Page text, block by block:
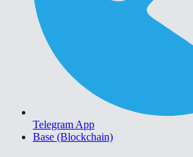
Telegram App
Base (Blockchain)